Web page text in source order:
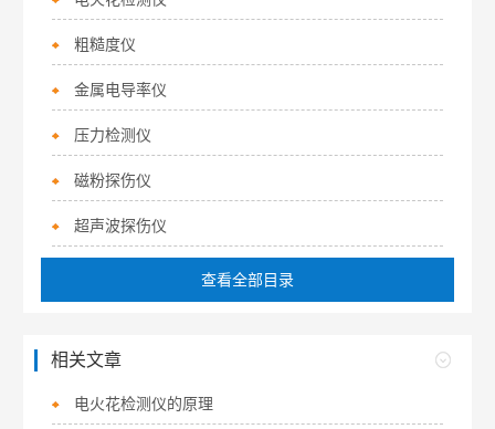
粗糙度仪
金属电导率仪
压力检测仪
磁粉探伤仪
超声波探伤仪
查看全部目录
相关文章
电火花检测仪的原理